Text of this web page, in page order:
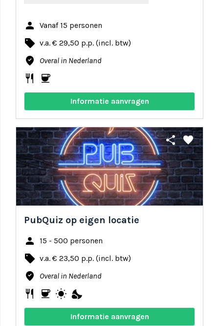
person Vanaf 15 personen
local_offer v.a. € 29,50 p.p. (incl. btw)
where_to_vote Overal in Nederland
restaurant coffee
Informatie aanvragen
share favorite
PubQuiz op eigen locatie
person 15 - 500 personen
local_offer v.a. € 23,50 p.p. (incl. btw)
where_to_vote Overal in Nederland
restaurant coffee wb_sunny nights_stay
Informatie aanvragen